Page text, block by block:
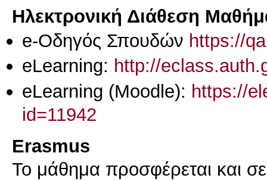
Ηλεκτρονική Διάθεση
e-Οδηγός Σπουδών https://
eLearning: http://
eLearning (Moodle): https://
id=11942
Erasmus
Το μάθημα προσφέρεται και